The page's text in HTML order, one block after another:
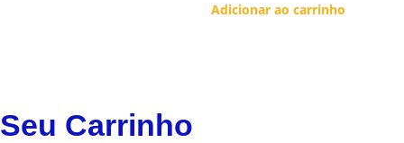
Adicionar ao carrinho
Seu Carrinho